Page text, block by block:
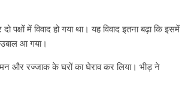
पक्षों में विवाद हो गया था। यह विवाद इतना बढ़ा कि इसमें
आ गया।
और रज्जाक के घरों का घेराव कर लिया। भीड़ ने